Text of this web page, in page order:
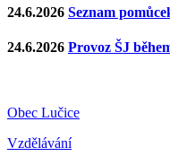
24.6.2026 Seznam
24.6.2026 Provoz ŠJ
Obec Lučice
Vzdělávání